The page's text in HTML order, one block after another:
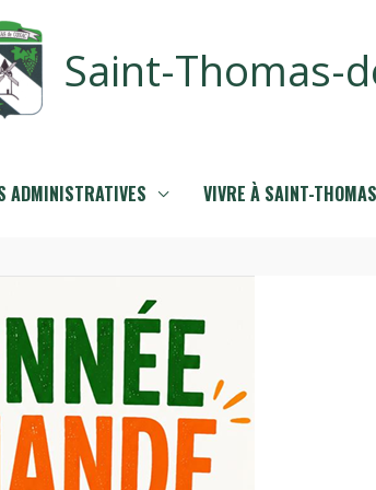
Saint-Thomas-
ADMINISTRATIVES VIVRE À SAINT-THOMAS